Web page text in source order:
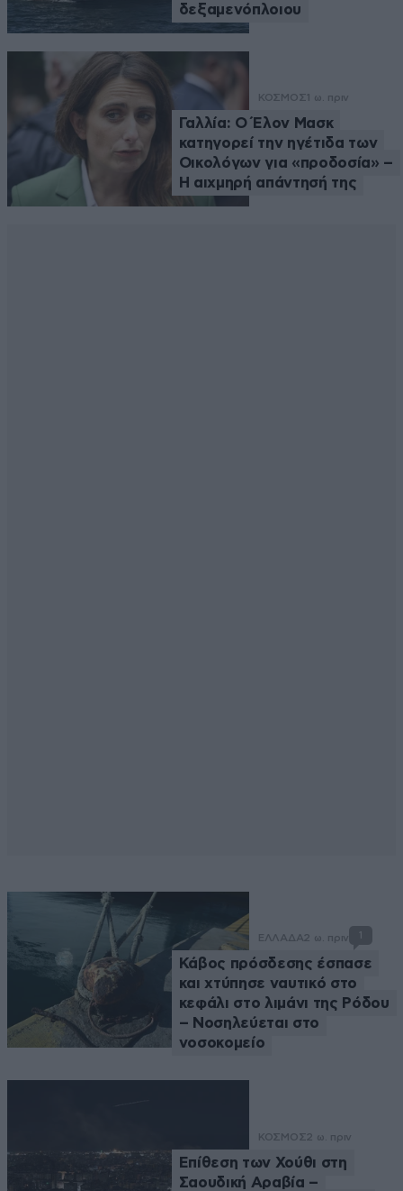
δεξαμενόπλοιου
ΚΟΣΜΟΣ 1 ω. πριν
Γαλλία: Ο Έλον Μασκ
κατηγορεί την ηγέτιδα των
Οικολόγων για «προδοσία» –
Η αιχμηρή απάντησή της
ΕΛΛΑΔΑ2 ω. πριν 1
Κάβος πρόσδεσης έσπασε
και χτύπησε ναυτικό στο
κεφάλι στο λιμάνι της Ρόδου
– Νοσηλεύεται στο
νοσοκομείο
ΚΟΣΜΟΣ2 ω. πριν
Επίθεση των Χούθι στη
Σαουδική Αραβία –